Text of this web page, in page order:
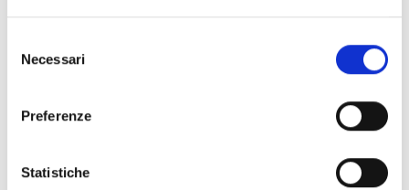
delNecessari
Preferenze
Statistiche
Syria